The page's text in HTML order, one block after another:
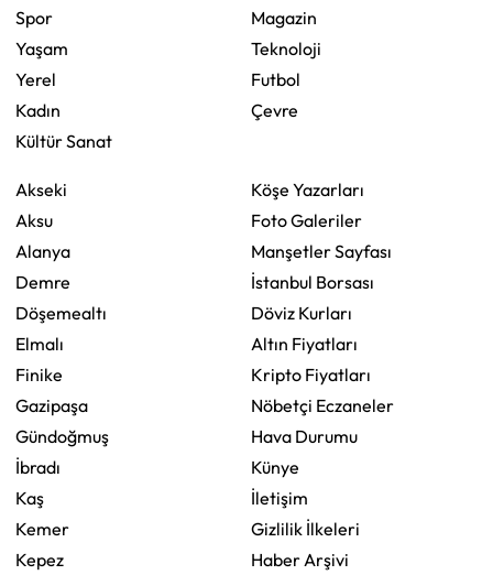
Spor
Yaşam
Yerel
Kadın
Kültür Sanat
Magazin
Teknoloji
Futbol
Çevre
Akseki
Aksu
Alanya
Demre
Döşemealtı
Elmalı
Finike
Gazipaşa
Gündoğmuş
İbradı
Kaş
Kemer
Kepez
Köşe Yazarları
Foto Galeriler
Manşetler Sayfası
İstanbul Borsası
Döviz Kurları
Altın Fiyatları
Kripto Fiyatları
Nöbetçi Eczaneler
Hava Durumu
Künye
İletişim
Gizlilik İlkeleri
Haber Arşivi